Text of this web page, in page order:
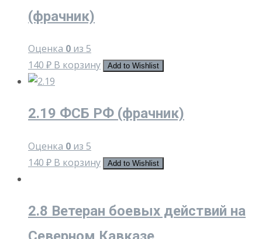
(фрачник)
Оценка 0 из 5
140 ₽ В корзину Add to Wishlist
2.19 ФСБ РФ (фрачник)
Оценка 0 из 5
140 ₽ В корзину Add to Wishlist
2.8 Ветеран боевых действий на